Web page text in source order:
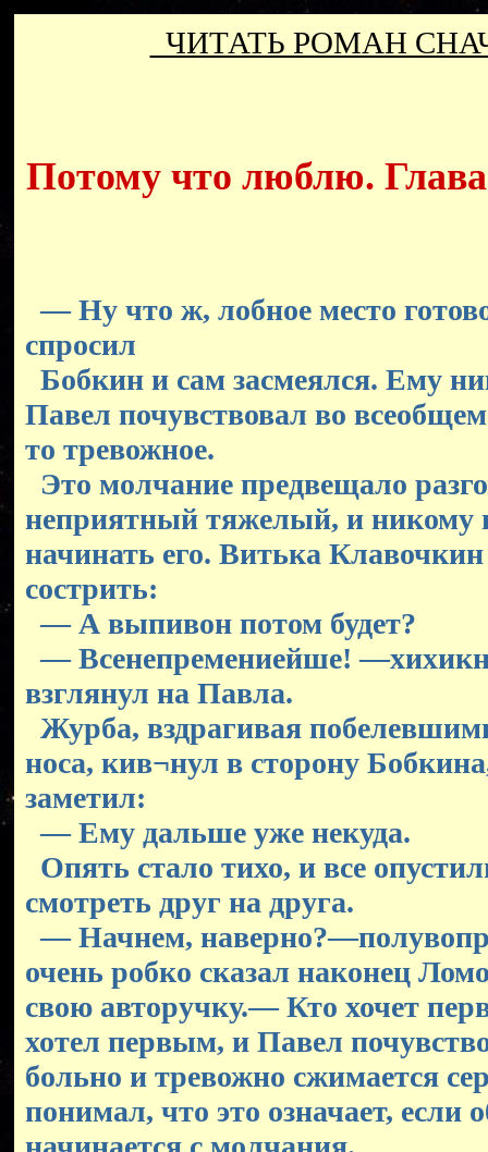
ЧИТАТЬ РОМАН
Потому что люблю.
— Ну что ж, лобное место
спросил
Бобкин и сам засмеялся. Ему
Павел почувствовал во
то тревожное.
Это молчание предвещало
неприятный тяжелый, и никому
начинать его. Витька
сострить:
— А выпивон потом будет?
— Всенепремениейше!
взглянул на Павла.
Журба, вздрагивая
носа, кив¬нул в сторону
заметил:
— Ему дальше уже некуда.
Опять стало тихо, и все
смотреть друг на друга.
— Начнем,
очень робко сказал наконец
свою авторучку.— Кто хочет
хотел первым, и Павел
больно и тревожно сжимается
понимал, что это означает, если